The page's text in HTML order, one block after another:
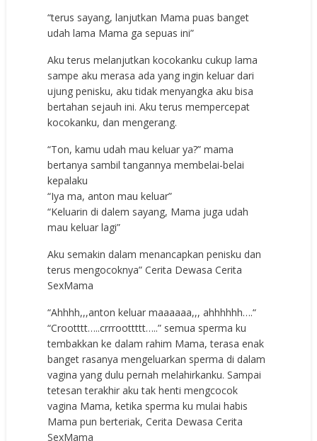
“terus sayang, lanjutkan Mama puas banget
udah lama Mama ga sepuas ini”
Aku terus melanjutkan kocokanku cukup lama
sampe aku merasa ada yang ingin keluar dari
ujung penisku, aku tidak menyangka aku bisa
bertahan sejauh ini. Aku terus mempercepat
kocokanku, dan mengerang.
“Ton, kamu udah mau keluar ya?” mama
bertanya sambil tangannya membelai-belai
kepalaku
“Iya ma, anton mau keluar”
“Keluarin di dalem sayang, Mama juga udah
mau keluar lagi”
Aku semakin dalam menancapkan penisku dan
terus mengocoknya” Cerita Dewasa Cerita
SexMama
“Ahhhh,,,anton keluar maaaaaa,,, ahhhhhh….“
“Crootttt…..crrroottttt…..” semua sperma ku
tembakkan ke dalam rahim Mama, terasa enak
banget rasanya mengeluarkan sperma di dalam
vagina yang dulu pernah melahirkanku. Sampai
tetesan terakhir aku tak henti mengcocok
vagina Mama, ketika sperma ku mulai habis
Mama pun berteriak, Cerita Dewasa Cerita
SexMama